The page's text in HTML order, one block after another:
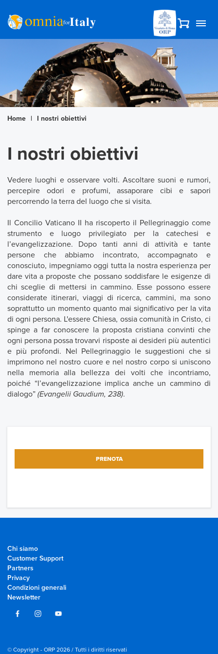
Home | I nostri obiettivi
I nostri obiettivi
Vedere luoghi e osservare volti. Ascoltare suoni e rumori,
percepire odori e profumi, assaporare cibi e sapori
percorrendo la terra del luogo che si visita.
Il Concilio Vaticano II ha riscoperto il Pellegrinaggio come
strumento e luogo privilegiato per la catechesi e
l’evangelizzazione. Dopo tanti anni di attività e tante
persone che abbiamo incontrato, accompagnato e
conosciuto, impegniamo oggi tutta la nostra esperienza per
dare vita a proposte che possano soddisfare le esigenze di
chi sceglie di mettersi in cammino. Esse possono essere
considerate itinerari, viaggi di ricerca, cammini, ma sono
soprattutto un momento quanto mai significativo per la vita
di ogni persona. L'essere Chiesa, ossia comunità in Cristo, ci
spinge a far conoscere la proposta cristiana convinti che
ogni persona possa trovarvi risposte ai desideri più autentici
e più profondi. Nel Pellegrinaggio le suggestioni che si
imprimono nel nostro cuore e nel nostro corpo si uniscono
nella memoria alla bellezza dei volti che incontriamo,
poiché “l’evangelizzazione implica anche un cammino di
dialogo” (Evangelii Gaudium, 238).
PRENOTA
Chi siamo
Customer Support
Partners
Privacy
Condizioni generali
Newsletter
© Copyright - ORP 2026 / Tutti i diritti riservati